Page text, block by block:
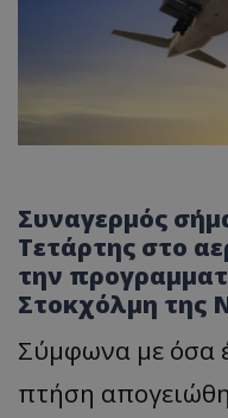
Συναγερμός
Τετάρτης στο
την
Στοκχόλμη της
Σύμφωνα με όσα
πτήση